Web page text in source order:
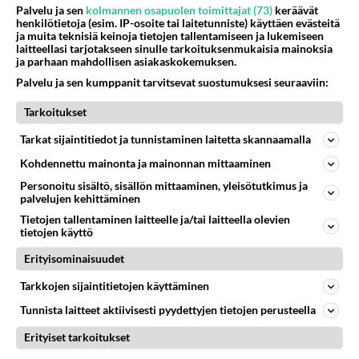
Tiesitkö? Martina Aitolehden isäpuoli on tämä suosittu laulaja
Martina Aitolehti on seurattu julkisuuden henkilö. Lähipiiriin mahtuu muitakin tunnettuja henkilöitä. Tiesitkö, että Ma
05.08.2026 07:23
Kotimaiset julkkisjuorut
815
Mikä sinua ja kaivattuasi
Yhdistää??????
04.08.2026 18:50
793
Sinulle mies
04.08.2026 15:01
Ikävä
40
779
Mitä uskot hänen ajattelevan sinusta?
😇
04.08.2026 18:30
57
722
Mitä töitä kaivattusi on tehnyt?
😅
Ikävä
59
705
Miia Heikkinen avautui !
699
Palvelu ja sen kolmannen osapuolen toimittajat (73) keräävät
henkilötietoja (esim. IP-osoite tai laitetunniste) käyttäen evästeitä
ja muita teknisiä keinoja tietojen tallentamiseen ja lukemiseen
laitteellasi tarjotakseen sinulle tarkoituksenmukaisia mainoksia
ja parhaan mahdollisen asiakaskokemuksen.
Palvelu ja sen kumppanit tarvitsevat suostumuksesi seuraaviin:
Tarkoitukset
Tarkat sijaintitiedot ja tunnistaminen laitetta skannaamalla
Kohdennettu mainonta ja mainonnan mittaaminen
Personoitu sisältö, sisällön mittaaminen, yleisötutkimus ja
palvelujen kehittäminen
Tietojen tallentaminen laitteelle ja/tai laitteella olevien
tietojen käyttö
Erityisominaisuudet
Tarkkojen sijaintitietojen käyttäminen
Tunnista laitteet aktiivisesti pyydettyjen tietojen perusteella
Erityiset tarkoitukset